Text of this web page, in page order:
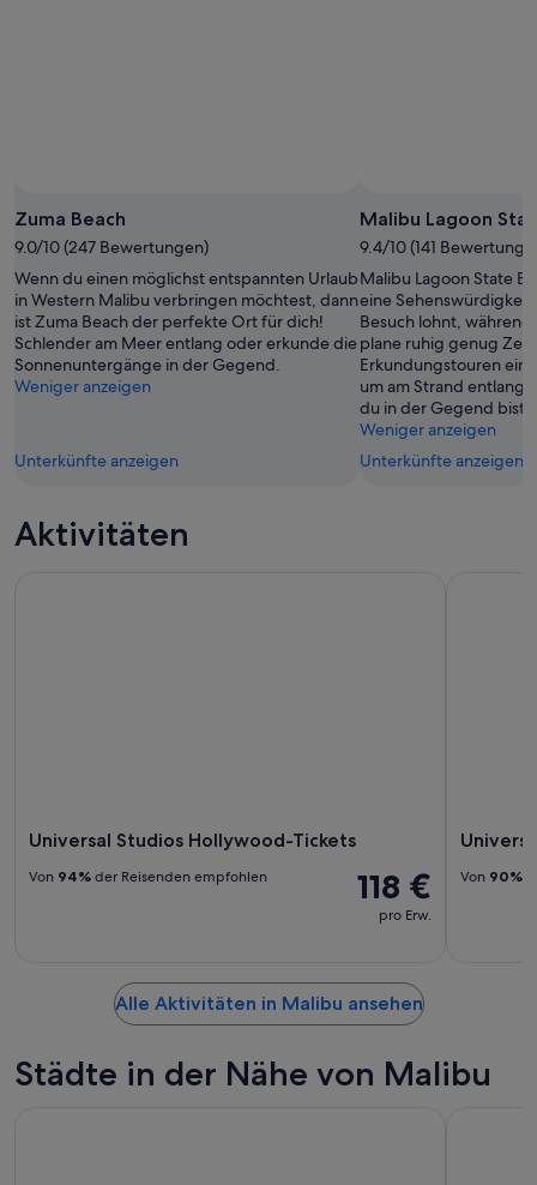
Zuma Beach
9.0/10 (247 Bewertungen)
Wenn du einen möglichst entspannten Urlaub
in Western Malibu verbringen möchtest, dann
ist Zuma Beach der perfekte Ort für dich!
Schlender am Meer entlang oder erkunde die
Sonnenuntergänge in der Gegend.
Weniger anzeigen
Unterkünfte anzeigen
Malibu Lagoon
9.4/10 (141
Malibu Lagoon State
eine
Besuch lohnt,
plane ruhig genug
Erkundungstouren
um am Strand
du in der Gegend bist.
Weniger anzeigen
Unterkünfte anzeigen
Aktivitäten
Universal Studios Hollywood-Tickets
118 €
pro Erw.
Von 94% der Reisenden empfohlen Von 90%
Alle Aktivitäten in Malibu ansehen
Städte in der Nähe von Malibu